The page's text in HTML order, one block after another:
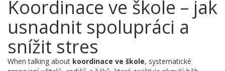
Koordinace ve škole – jak
usnadnit spolupráci a
snížit stres
When talking about koordinace ve škole, systematické